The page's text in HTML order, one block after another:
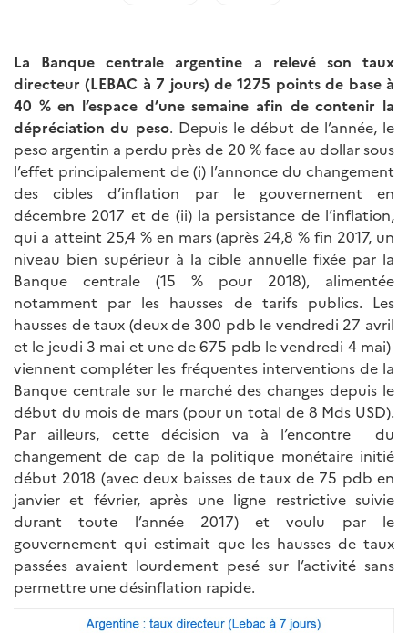
La Banque centrale argentine a relevé son taux
directeur (LEBAC à 7 jours) de 1275 points de base à
40 % en l’espace d’une semaine afin de contenir la
dépréciation du peso. Depuis le début de l’année, le
peso argentin a perdu près de 20 % face au dollar sous
l’effet principalement de (i) l’annonce du changement
des cibles d’inflation par le gouvernement en
décembre 2017 et de (ii) la persistance de l’inflation,
qui a atteint 25,4 % en mars (après 24,8 % fin 2017, un
niveau bien supérieur à la cible annuelle fixée par la
Banque centrale (15 % pour 2018), alimentée
notamment par les hausses de tarifs publics. Les
hausses de taux (deux de 300 pdb le vendredi 27 avril
et le jeudi 3 mai et une de 675 pdb le vendredi 4 mai)
viennent compléter les fréquentes interventions de la
Banque centrale sur le marché des changes depuis le
début du mois de mars (pour un total de 8 Mds USD).
Par ailleurs, cette décision va à l’encontre du
changement de cap de la politique monétaire initié
début 2018 (avec deux baisses de taux de 75 pdb en
janvier et février, après une ligne restrictive suivie
durant toute l’année 2017) et voulu par le
gouvernement qui estimait que les hausses de taux
passées avaient lourdement pesé sur l’activité sans
permettre une désinflation rapide.